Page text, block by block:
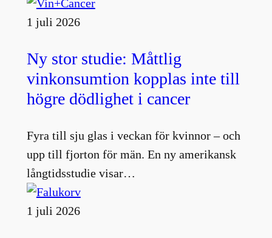
1 juli 2026
Ny stor studie: Måttlig
vinkonsumtion kopplas inte till
högre dödlighet i cancer
Fyra till sju glas i veckan för kvinnor – och
upp till fjorton för män. En ny amerikansk
långtidsstudie visar…
1 juli 2026